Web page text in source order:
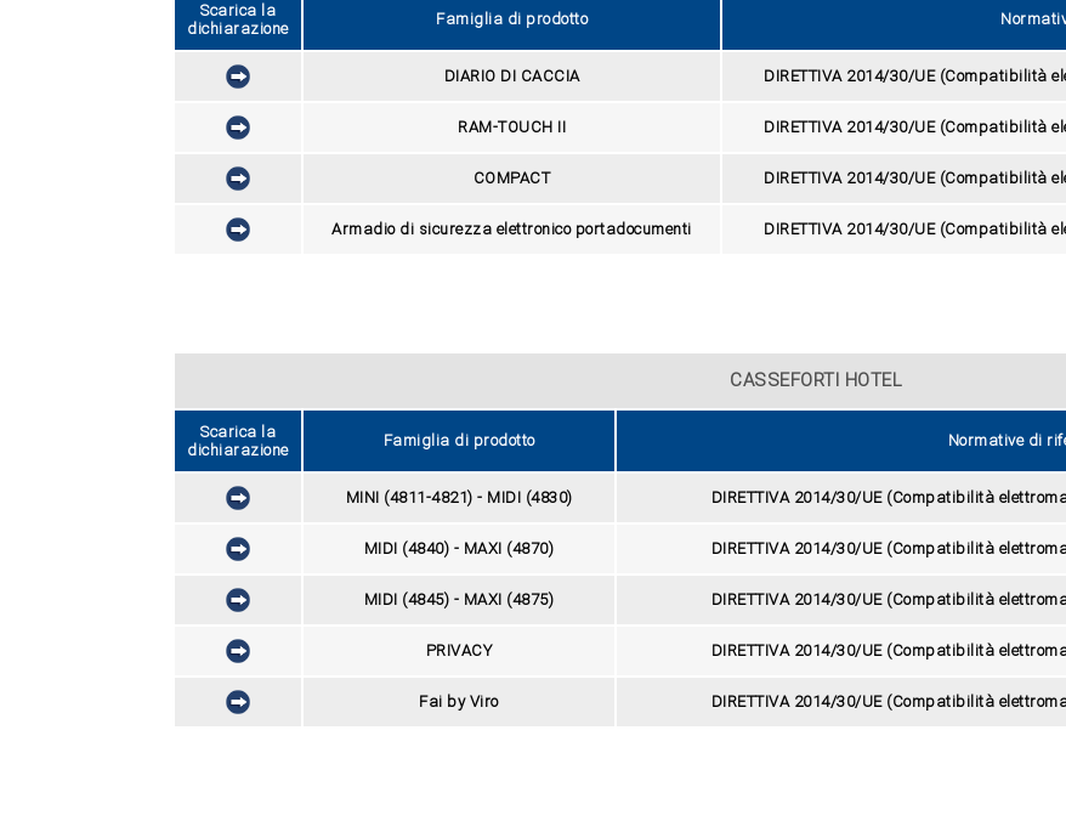
Scarica la
dichiarazione
Famiglia di prodotto
DIARIO DI CACCIA DIRETTIVA 2014/30/UE (Compatibilità
RAM-TOUCH II DIRETTIVA 2014/30/UE (Compatibilità
COMPACT DIRETTIVA 2014/30/UE (Compatibilità
Armadio di sicurezza elettronico portadocumenti DIRETTIVA 2014/30/UE (Compatibilità
CASSEFORTI HOTEL
Scarica la
dichiarazione
Famiglia di prodotto Normative di
MINI (4811-4821) - MIDI (4830) DIRETTIVA 2014/30/UE (Compatibilità
MIDI (4840) - MAXI (4870) DIRETTIVA 2014/30/UE (Compatibilità
MIDI (4845) - MAXI (4875) DIRETTIVA 2014/30/UE (Compatibilità
PRIVACY DIRETTIVA 2014/30/UE (Compatibilità
Fai by Viro DIRETTIVA 2014/30/UE (Compatibilità